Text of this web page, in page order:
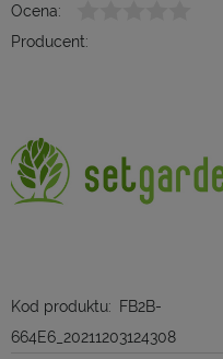
Ocena:
Producent:
Kod produktu:
FB2B-
664E6_20211203124308